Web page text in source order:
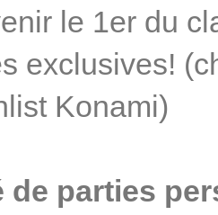
le 1er du
exclusives!
Konami)
de parties